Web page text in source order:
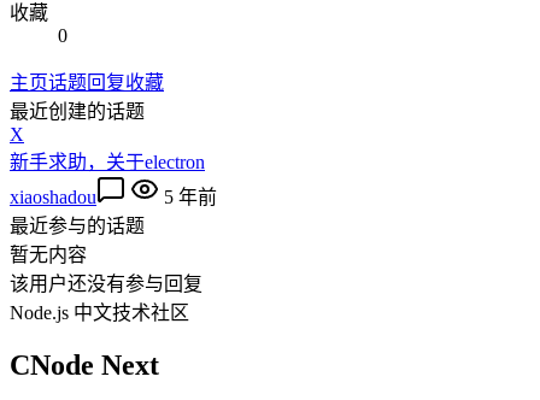
收藏
0
主页话题回复收藏
最近创建的话题
X
新手求助，关于electron
xiaoshadou
5 年前
最近参与的话题
暂无内容
该用户还没有参与回复
Node.js 中文技术社区
CNode Next